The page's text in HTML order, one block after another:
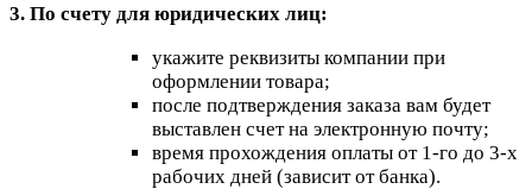
3. По счету для юридических лиц:
укажите реквизиты компании при
оформлении товара;
после подтверждения заказа вам будет
выставлен счет на электронную почту;
время прохождения оплаты от 1-го до 3-х
рабочих дней (зависит от банка).